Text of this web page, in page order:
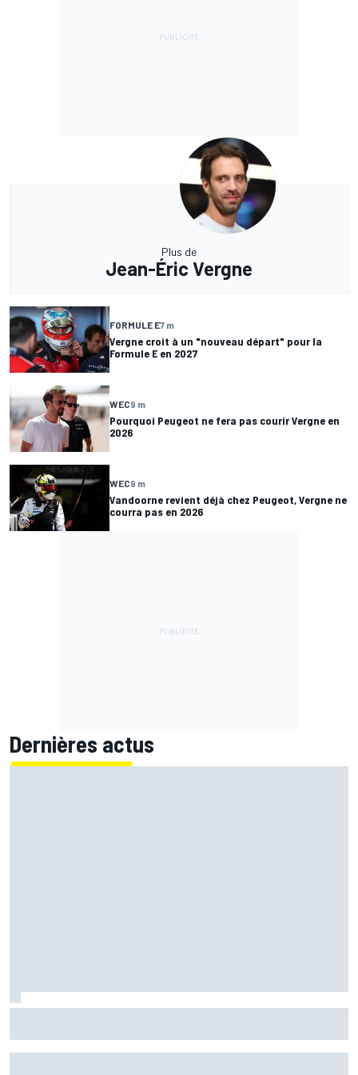
Plus de
Jean-Éric Vergne
FORMULE E7 m
Vergne croit à un "nouveau départ" pour la
Formule E en 2027
WEC9 m
Pourquoi Peugeot ne fera pas courir Vergne en
2026
WEC9 m
Vandoorne revient déjà chez Peugeot, Vergne ne
courra pas en 2026
Dernières actus